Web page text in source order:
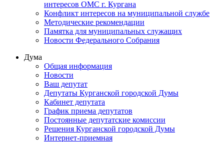
интересов ОМС г. Кургана
Конфликт интересов на муниципальной службе
Методические рекомендации
Памятка для муниципальных служащих
Новости Федерального Cобрания
Дума
Общая информация
Новости
Ваш депутат
Депутаты Курганской городской Думы
Кабинет депутата
График приема депутатов
Постоянные депутатские комиссии
Решения Курганской городской Думы
Интернет-приемная